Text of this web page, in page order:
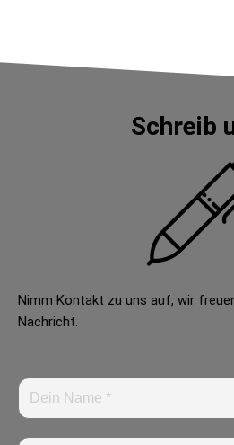
Schreib
Nimm Kontakt zu uns auf, wir
Nachricht.